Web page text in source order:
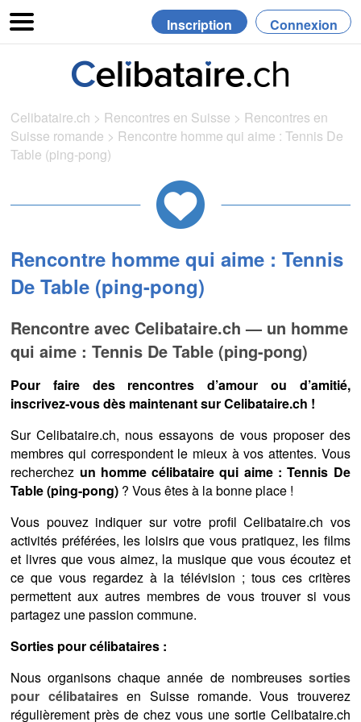
Inscription Connexion
Celibataire.ch > Rencontres en Suisse > Rencontres en
Suisse romande > Rencontre homme qui aime : Tennis De
Table (ping-pong)
Rencontre homme qui aime : Tennis
De Table (ping-pong)
Rencontre avec Celibataire.ch — un homme
qui aime : Tennis De Table (ping-pong)
Pour faire des rencontres d’amour ou d’amitié,
inscrivez-vous dès maintenant sur Celibataire.ch !
Sur Celibataire.ch, nous essayons de vous proposer des
membres qui correspondent le mieux à vos attentes. Vous
recherchez un homme célibataire qui aime : Tennis De
Table (ping-pong) ? Vous êtes à la bonne place !
Vous pouvez indiquer sur votre profil Celibataire.ch vos
activités préférées, les loisirs que vous pratiquez, les films
et livres que vous aimez, la musique que vous écoutez et
ce que vous regardez à la télévision ; tous ces critères
permettent aux autres membres de vous trouver si vous
partagez une passion commune.
Sorties pour célibataires :
Nous organisons chaque année de nombreuses sorties
pour célibatairesen Suisse romande. Vous trouverez
régulièrement près de chez vous une sortie Celibataire.ch